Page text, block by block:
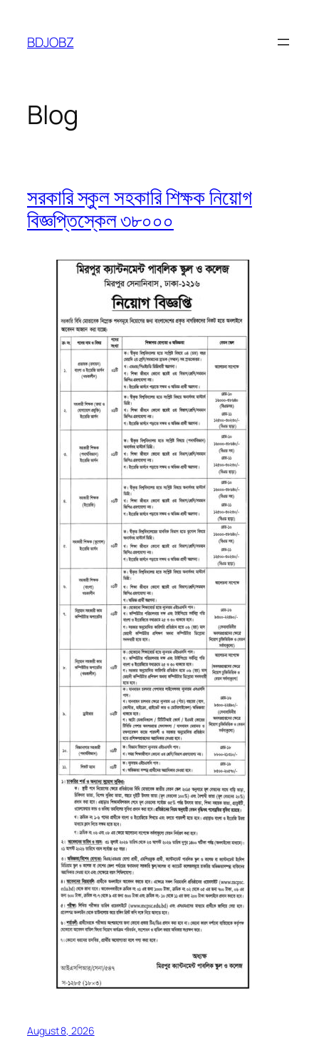
content
BDJOBZ
Blog
সরকারি স্কুল সহকারি শিক্ষক নিয়োগ
বিজ্ঞপ্তিস্কেল ৩৮০০০
August 8, 2026